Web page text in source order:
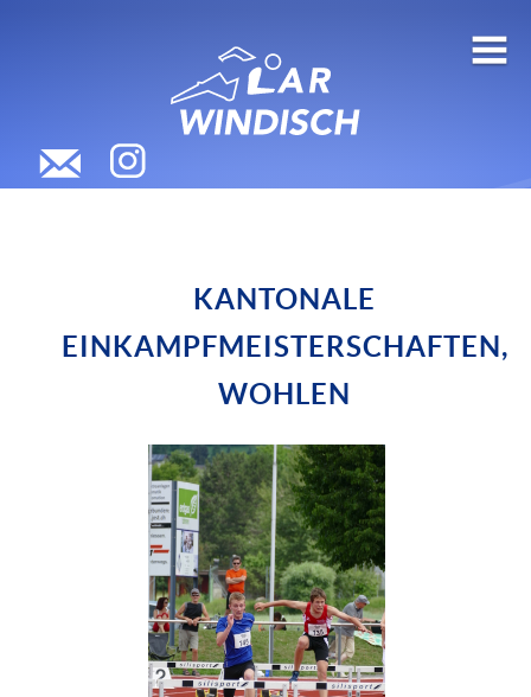
KANTONALE
EINKAMPFMEISTERSCHAFTEN,
WOHLEN